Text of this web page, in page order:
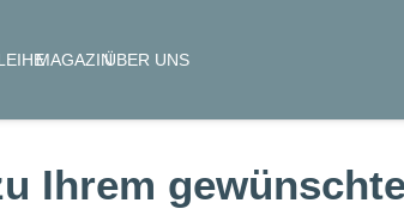
MAGAZINÜBER UNS
Ihrem